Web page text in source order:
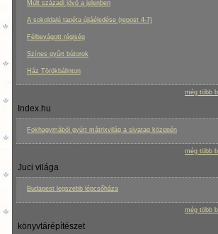
Múlt századi jövő a jelenben
A sokoldalú tapéta újjáéledése (repost 4-7)
Félbevágott régiség
Színes gyűrt bútorok
Ház Törökbálinton
még több
Index.hu
Fokhagymából gyúrt mátrixvilág a sivatag közepén
még több
Juci világa
Budapest legszebb lépcsőháza
még több
könyvtárépítészet